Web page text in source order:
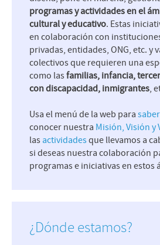
programas y actividades en el
cultural y educativo. Estas
en colaboración con
privadas, entidades, ONG, etc. y
colectivos que requieren una
como lasfamilias, infancia,
con discapacidad, inmigrantes,
Usa el menú de la web para
conocer nuestra Misión, Visión y
las actividadesque llevamos a
si deseas nuestra colaboración
programas e iniciativas en estos
¿Dónde estamos?